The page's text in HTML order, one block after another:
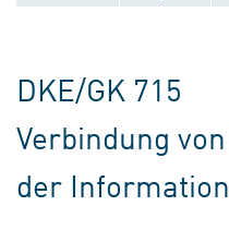
DKE/GK 715
Verbindung
der